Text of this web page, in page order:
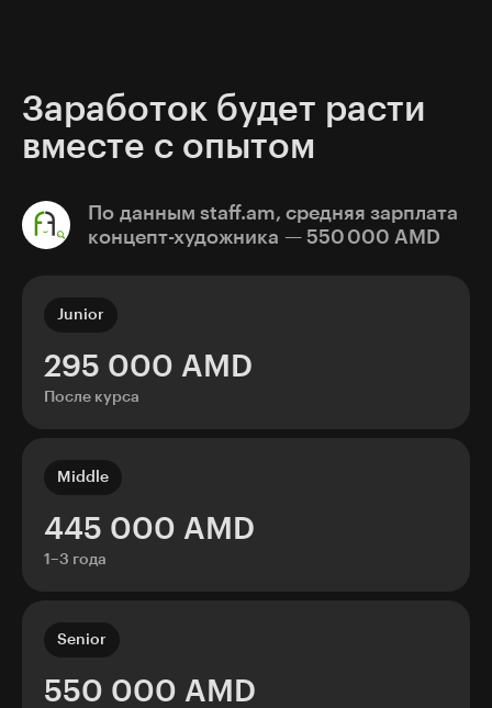
атмосферу в концептах.
Заработок будет расти
вместе с опытом
По данным staff.am, cредняя зарплата
концепт-художника — 550 000 AMD
295 000 AMD
Junior
После курса
445 000 AMD
Middle
1–3 года
550 000 AMD
Senior